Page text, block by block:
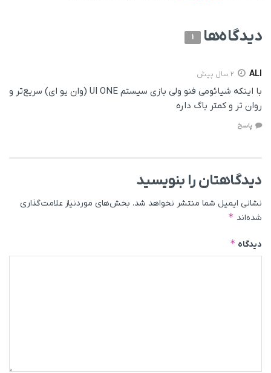
دیدگاه‌ها 1
ALI 2 سال پیش
با اینکه شیائومی فنو ولی بازی سیستم UI ONE (وان یو ای) سریع‌تر و
روان تر و کمتر باگ داره
پاسخ
دیدگاهتان را بنویسید
نشانی ایمیل شما منتشر نخواهد شد. بخش‌های موردنیاز علامت‌گذاری
شده‌اند *
دیدگاه *